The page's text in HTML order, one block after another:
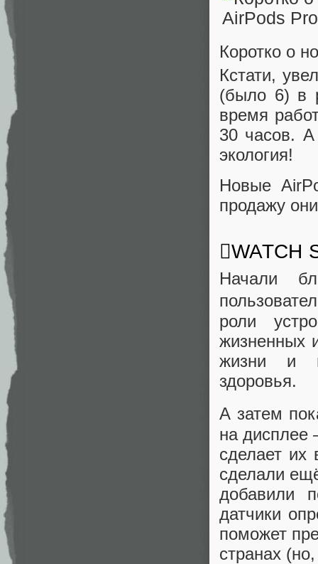
Коротко о
Кстати,
(было 6) в
время
30 часов.
экология!
Новые
продажу
WATCH
Начали
роли
жизненных
жизни и
здоровья.
А затем
на дисплее
сделает их
сделали
добавили
датчики
поможет
странах